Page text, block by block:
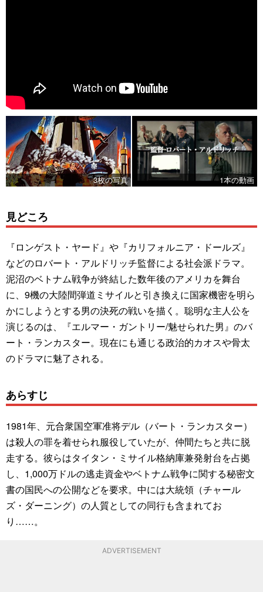
3枚の写真 1本の動画
見どころ
『ロンゲスト・ヤード』や『カリフォルニア・ドールズ』
などのロバート・アルドリッチ監督による社会派ドラマ。
泥沼のベトナム戦争が終結した数年後のアメリカを舞台
に、9機の大陸間弾道ミサイルと引き換えに国家機密を明ら
かにしようとする男の決死の戦いを描く。聡明な主人公を
演じるのは、『エルマー・ガントリー/魅せられた男』のバ
ート・ランカスター。現在にも通じる政治的カオスや骨太
のドラマに魅了される。
あらすじ
1981年、元合衆国空軍准将デル（バート・ランカスター）
は殺人の罪を着せられ服役していたが、仲間たちと共に脱
走する。彼らはタイタン・ミサイル格納庫兼発射台を占拠
し、1,000万ドルの逃走資金やベトナム戦争に関する秘密文
書の国民への公開などを要求。中には大統領（チャール
ズ・ダーニング）の人質としての同行も含まれてお
り……。
ADVERTISEMENT